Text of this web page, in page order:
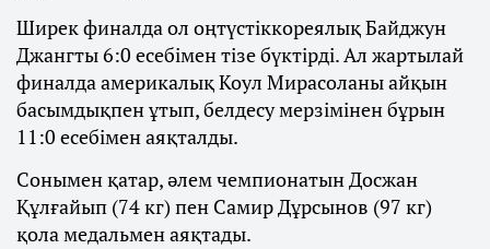
Ширек финалда ол оңтүстіккореялық Байджун
Джангты 6:0 есебімен тізе бүктірді. Ал жартылай
финалда америкалық Коул Мирасоланы айқын
басымдықпен ұтып, белдесу мерзімінен бұрын
11:0 есебімен аяқталды.
Сонымен қатар, әлем чемпионатын Досжан
Құлғайып (74 кг) пен Самир Дұрсынов (97 кг)
қола медальмен аяқтады.